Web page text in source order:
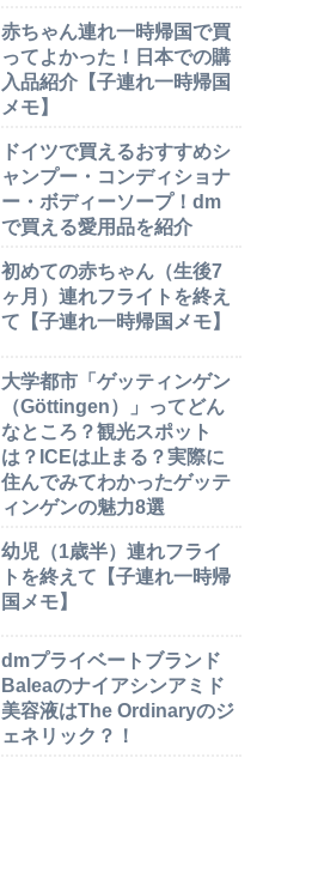
赤ちゃん連れ一時帰国で買
ってよかった！日本での購
入品紹介【子連れ一時帰国
メモ】
ドイツで買えるおすすめシ
ャンプー・コンディショナ
ー・ボディーソープ！dm
で買える愛用品を紹介
初めての赤ちゃん（生後7
ヶ月）連れフライトを終え
て【子連れ一時帰国メモ】
大学都市「ゲッティンゲン
（Göttingen）」ってどん
なところ？観光スポット
は？ICEは止まる？実際に
住んでみてわかったゲッテ
ィンゲンの魅力8選
幼児（1歳半）連れフライ
トを終えて【子連れ一時帰
国メモ】
dmプライベートブランド
Baleaのナイアシンアミド
美容液はThe Ordinaryのジ
ェネリック？！